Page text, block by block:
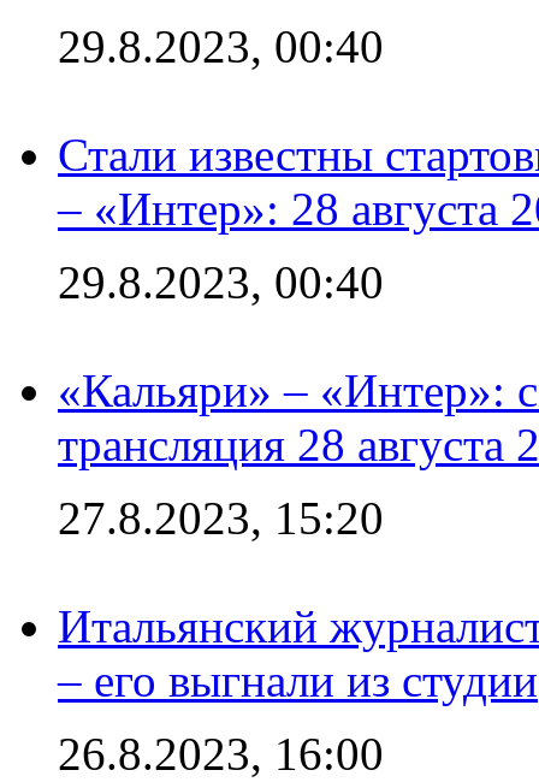
29.8.2023, 00:40
Стали известны
– «Интер»: 28 августа
29.8.2023, 00:40
«Кальяри» – «Интер»:
трансляция 28 августа
27.8.2023, 15:20
Итальянский
– его выгнали из студии
26.8.2023, 16:00